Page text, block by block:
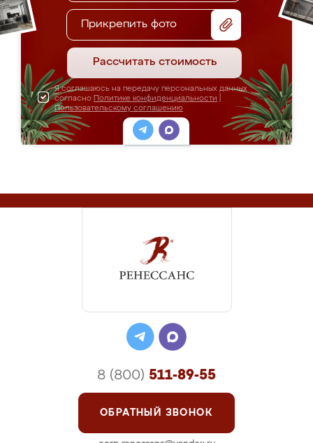
Прикрепить фото
Рассчитать стоимость
Я соглашаюсь на передачу персональных данных
согласно Политике конфиденциальности
Пользовательскому соглашению
8 (800) 511-89-55
ОБРАТНЫЙ ЗВОНОК